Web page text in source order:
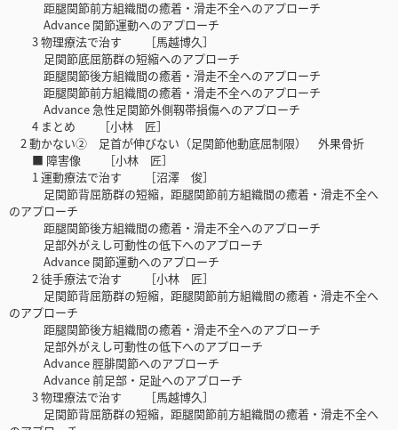
距腿関節前方組織間の癒着・滑走不全へのアプローチ
Advance 関節運動へのアプローチ
3 物理療法で治す ［馬越博久］
足関節底屈筋群の短縮へのアプローチ
距腿関節後方組織間の癒着・滑走不全へのアプローチ
距腿関節前方組織間の癒着・滑走不全へのアプローチ
Advance 急性足関節外側靱帯損傷へのアプローチ
4 まとめ ［小林 匠］
2 動かない② 足首が伸びない（足関節他動底屈制限） 外果骨折
■ 障害像 ［小林 匠］
1 運動療法で治す ［沼澤 俊］
足関節背屈筋群の短縮，距腿関節前方組織間の癒着・滑走不全へ
のアプローチ
距腿関節後方組織間の癒着・滑走不全へのアプローチ
足部外がえし可動性の低下へのアプローチ
Advance 関節運動へのアプローチ
2 徒手療法で治す ［小林 匠］
足関節背屈筋群の短縮，距腿関節前方組織間の癒着・滑走不全へ
のアプローチ
距腿関節後方組織間の癒着・滑走不全へのアプローチ
足部外がえし可動性の低下へのアプローチ
Advance 脛腓関節へのアプローチ
Advance 前足部・足趾へのアプローチ
3 物理療法で治す ［馬越博久］
足関節背屈筋群の短縮，距腿関節前方組織間の癒着・滑走不全へ